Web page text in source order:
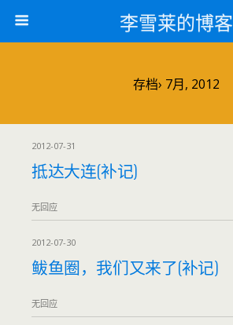
李雪莱的博客
存档› 7月, 2012
2012-07-31
抵达大连(补记)
无回应
2012-07-30
鲅鱼圈，我们又来了(补记)
无回应